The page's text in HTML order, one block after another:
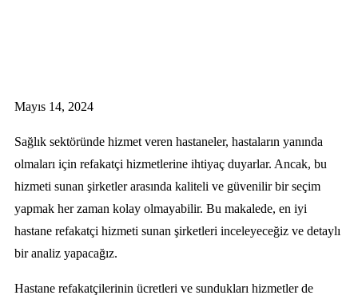
Mayıs 14, 2024
Sağlık sektöründe hizmet veren hastaneler, hastaların yanında
olmaları için refakatçi hizmetlerine ihtiyaç duyarlar. Ancak, bu
hizmeti sunan şirketler arasında kaliteli ve güvenilir bir seçim
yapmak her zaman kolay olmayabilir. Bu makalede, en iyi
hastane refakatçi hizmeti sunan şirketleri inceleyeceğiz ve detaylı
bir analiz yapacağız.
Hastane refakatçilerinin ücretleri ve sundukları hizmetler de